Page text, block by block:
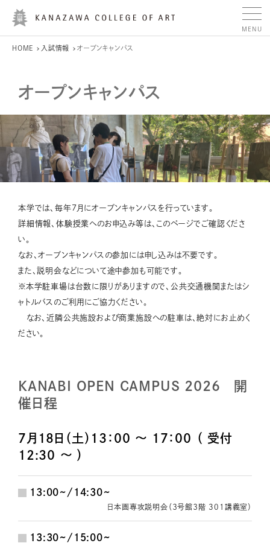
HOME 入試情報 オープンキャンパス
オープンキャンパス
本学では、毎年7月にオープンキャンパスを行っています。
詳細情報、体験授業へのお申込み等は、このページでご確認くださ
い。
なお、オープンキャンパスの参加には申し込みは不要です。
また、説明会などについて途中参加も可能です。
※本学駐車場は台数に限りがありますので、公共交通機関またはシ
ャトルバスのご利用にご協力ください。
なお、近隣公共施設および商業施設への駐車は、絶対にお止めく
ださい。
KANABI OPEN CAMPUS 2026 開
催日程
7月18日（土）13：00 ～ 17：00 （ 受付
12:30 ～ ）
13:00~/14:30~
日本画専攻説明会（３号館３階 301講義室）
13:30~/15:00~